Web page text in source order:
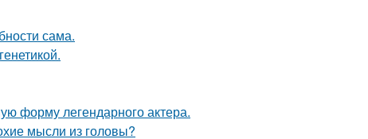
сама.
форму легендарного актера.
мысли из головы?